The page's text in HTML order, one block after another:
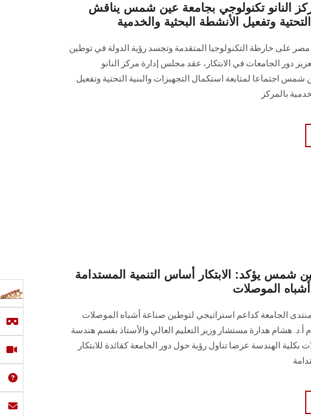
النانو تكنولوجي بجامعة عين شمس يناقش
وتفعيل الأنشطة البحثية والخدمية
على خارطة التكنولوجيا المتقدمة وتجسد رؤية الدولة في توطين
دور الجامعات في الابتكار، عقد مجلس إدارة مركز النانو
اجتماعا لمتابعة استكمال التجهيزات والبنية التحتية وتفعيل
بالمركز
شمس يؤكد: الابتكار أساس التنمية المستدامة
الموصلات
الجامعة كداعم استراتيجي لتوطين صناعة أشباه الموصلات
أ.د. هشام هدارة مستشار وزير التعليم العالي والأستاذ بقسم هندسة
بكلية الهندسة عرضا تناول رؤية حول دور الجامعة كقائدة للابتكار